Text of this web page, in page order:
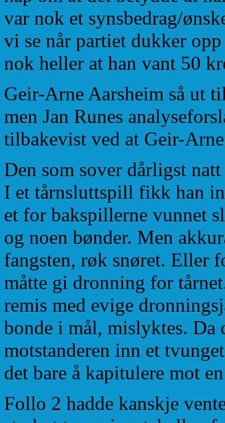
var nok et synsbedrag/
vi se når partiet dukker
nok heller at han vant 50
Geir-Arne Aarsheim så ut
men Jan Runes
tilbakevist ved at Geir-
Den som sover dårligst
I et tårnsluttspill fikk han
et for bakspillerne vunnet
og noen bønder. Men
fangsten, røk snøret. Eller
måtte gi dronning for
remis med evige
bonde i mål, mislyktes. Da
motstanderen inn et
det bare å kapitulere mot
Follo 2 hadde kanskje